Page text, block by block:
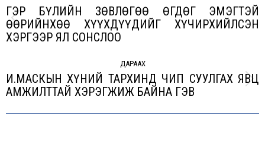
Previous
ГЭР БҮЛИЙН ЗӨВЛӨГӨӨ ӨГДӨГ ЭМЭГТЭЙ
ӨӨРИЙНХӨӨ ХҮҮХДҮҮДИЙГ ХҮЧИРХИЙЛСЭН
ХЭРГЭЭР ЯЛ СОНСЛОО
ДАРААХ
Next
И.МАСКЫН ХҮНИЙ ТАРХИНД ЧИП СУУЛГАХ ЯВЦ
АМЖИЛТТАЙ ХЭРЭГЖИЖ БАЙНА ГЭВ